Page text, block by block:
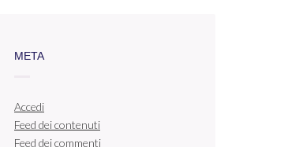
META
Accedi
Feed dei contenuti
Feed dei commenti